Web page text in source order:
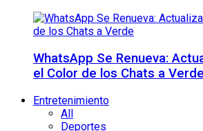
WhatsApp Se Renueva:
el Color de los Chats a Verde
Entretenimiento
All
Deportes